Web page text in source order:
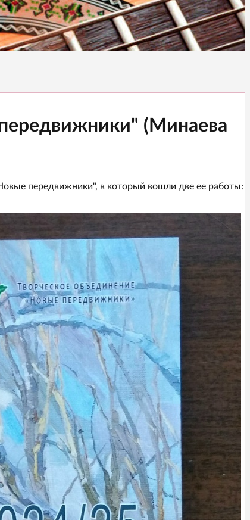
(Минаева
передвижники", в который вошли две ее работы: